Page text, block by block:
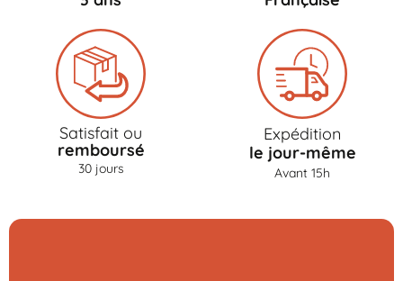
Satisfait ou
remboursé
30 jours
Expédition
le jour-même
Avant 15h